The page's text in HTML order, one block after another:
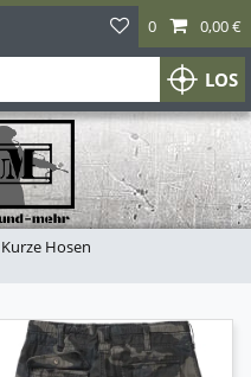
LOS
0 0,00 €
Kurze Hosen